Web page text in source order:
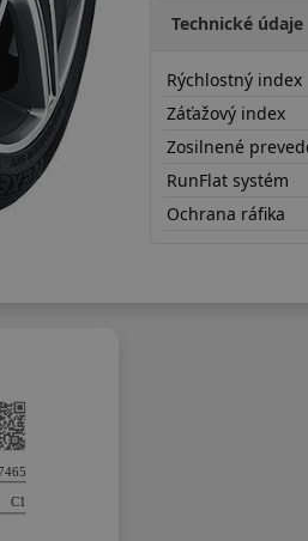
Technické údaje
Rýchlostný index
Záťažový index
Zosilnené
RunFlat systém
Ochrana ráfika